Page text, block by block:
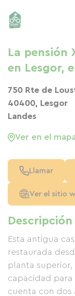
Descripción
Esta antigua
restaurada
planta
capacidad para
cuenta con dos
La pensión
en Lesgor,
750 Rte de
40400, Lesgor
Landes
Ver en el
Llamar
Ver el sitio